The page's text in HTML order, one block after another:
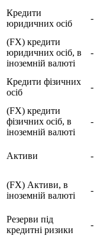
Кредити
юридичних осіб
-
(FX) кредити
юридичних осіб, в
іноземній валюті
-
Кредити фізичних
осіб
-
(FX) кредити
фізичних осіб, в
іноземній валюті
-
Активи -
(FX) Активи, в
іноземній валюті
-
Резерви під
кредитні ризики
-